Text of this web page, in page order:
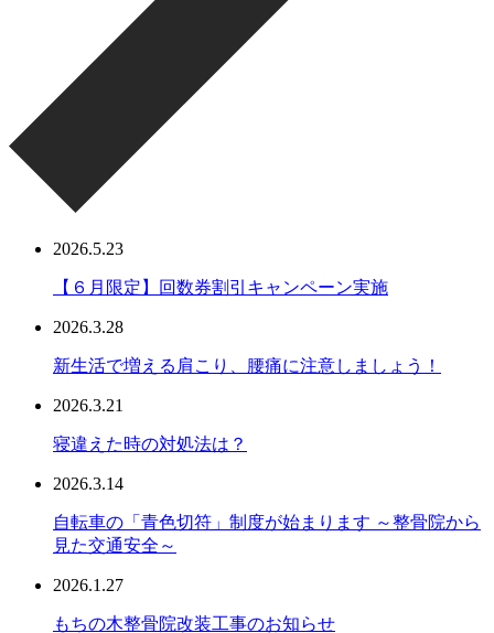
2026.5.23
【６月限定】回数券割引キャンペーン実施
2026.3.28
新生活で増える肩こり、腰痛に注意しましょう！
2026.3.21
寝違えた時の対処法は？
2026.3.14
自転車の「青色切符」制度が始まります ～整骨院から
見た交通安全～
2026.1.27
もちの木整骨院改装工事のお知らせ